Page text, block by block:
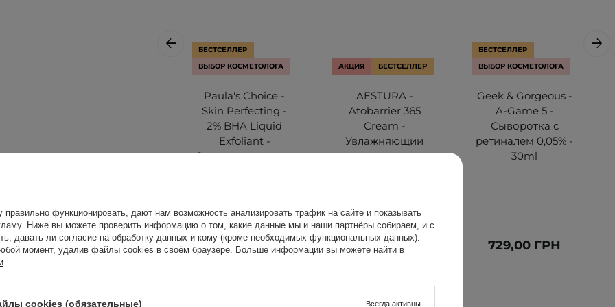
очищенную и
нуждаются в лечении.
по коже.
аллергию. Проверьте
БЕСТСЕЛЛЕР
ВЫБОР КОСМЕТОЛОГА
Paula's Choice -
Skin Perfecting -
2% BHA Liquid
Exfoliant -
Отшелушивающий
118ml
1 399,00 ГРН
АКЦИЯ БЕСТСЕЛЛЕР
AESTURA -
Atobarrier 365
Cream -
Увлажняющий
крем для лица с
1 329,00 ГРН
БЕСТСЕЛЛЕР
ВЫБОР КОСМЕТОЛОГА
Geek & Gorgeous -
A-Game 5 -
Сыворотка с
ретиналем 0,05% -
30ml
729,00 ГРН
функционировать, дают нам возможность анализировать трафик на сайте и показывать
Ниже вы можете проверить информацию о том, какие данные мы и наши партнёры собираем, и с
давать ли согласие на обработку данных и кому (кроме необходимых функциональных данных).
момент, удалив файлы cookies в своём браузере. Больше информации вы можете найти в
.
cookies (обязательные) Всегда активны